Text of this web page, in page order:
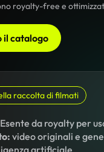
royalty-free e
il catalogo
raccolta di filmati
Esente da royalty per
video originali e
artificiale